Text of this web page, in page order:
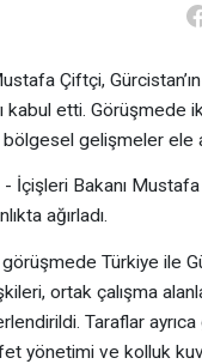
Çiftçi,
kabul etti. Görüşmede
gelişmeler ele
İçişleri Bakanı
ağırladı.
Türkiye ile
ortak çalışma
Taraflar ayrıca
yönetimi ve kolluk